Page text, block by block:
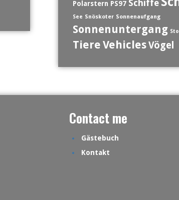
Polarstern PS97 Schiffe
See Snöskoter Sonnenaufgang
Sonnenuntergang
Tiere VehiclesVögel
Contact me
Gästebuch
Kontakt